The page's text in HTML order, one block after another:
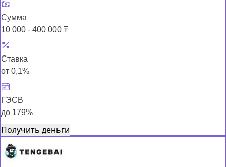
Сумма
10 000 - 400 000 ₸
Ставка
от 0,1%
ГЭСВ
до 179%
Получить деньги